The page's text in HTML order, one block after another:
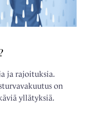
ja rajoituksia.
on
yllätyksiä.